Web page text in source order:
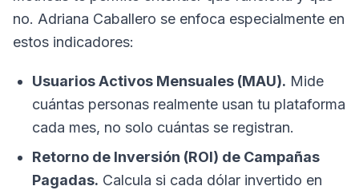
no. Adriana Caballero se enfoca especialmente en
estos indicadores:
Usuarios Activos Mensuales (MAU). Mide
cuántas personas realmente usan tu plataforma
cada mes, no solo cuántas se registran.
Retorno de Inversión (ROI) de Campañas
Pagadas. Calcula si cada dólar invertido en